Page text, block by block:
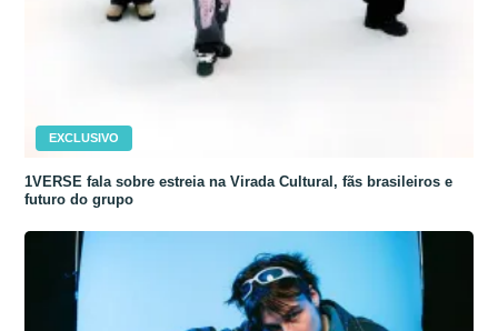
EXCLUSIVO
1VERSE fala sobre estreia na Virada Cultural, fãs brasileiros e
futuro do grupo